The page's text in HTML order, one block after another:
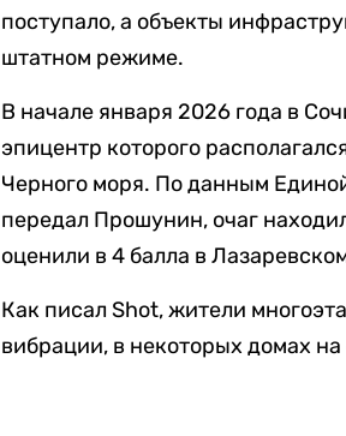
поступало, а объекты
штатном режиме.
В начале января 2026 года в
эпицентр которого
Черного моря. По данным
передал Прошунин, очаг
оценили в 4 балла в
Как писал Shot, жители
вибрации, в некоторых домах